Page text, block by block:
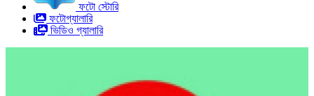
ফটো স্টোরি
ফটোগ্যালারি
ভিডিও গ্যালারি